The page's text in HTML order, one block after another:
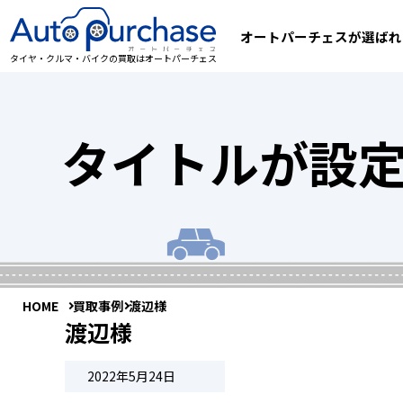
タイヤ・クルマ・バイクの買取はオートパーチェス
オートパーチェスが選ば
タイトルが設
HOME 買取事例 渡辺様
渡辺様
2022年5月24日